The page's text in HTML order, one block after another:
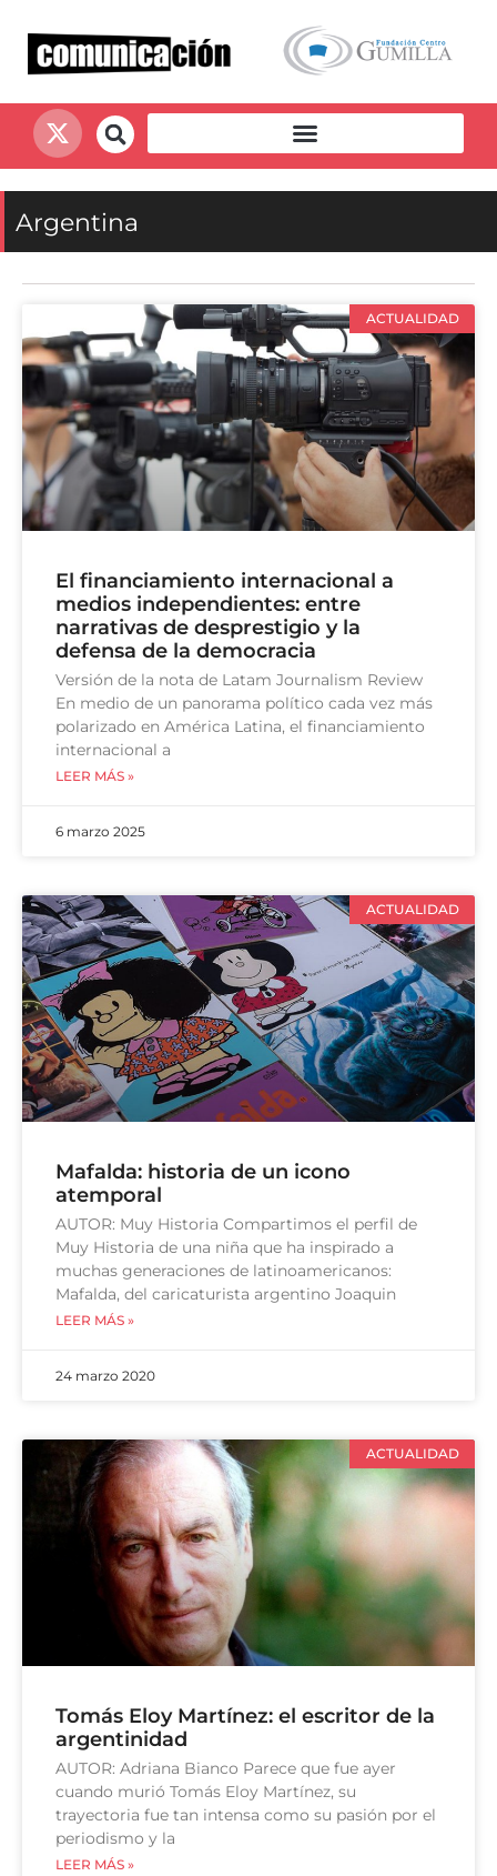
Argentina
ACTUALIDAD
El financiamiento internacional a
medios independientes: entre
narrativas de desprestigio y la
defensa de la democracia
Versión de la nota de Latam Journalism Review
En medio de un panorama político cada vez más
polarizado en América Latina, el financiamiento
internacional a
LEER MÁS »
6 marzo 2025
ACTUALIDAD
Mafalda: historia de un icono
atemporal
AUTOR: Muy Historia Compartimos el perfil de
Muy Historia de una niña que ha inspirado a
muchas generaciones de latinoamericanos:
Mafalda, del caricaturista argentino Joaquin
LEER MÁS »
24 marzo 2020
ACTUALIDAD
Tomás Eloy Martínez: el escritor de la
argentinidad
AUTOR: Adriana Bianco Parece que fue ayer
cuando murió Tomás Eloy Martínez, su
trayectoria fue tan intensa como su pasión por el
periodismo y la
LEER MÁS »